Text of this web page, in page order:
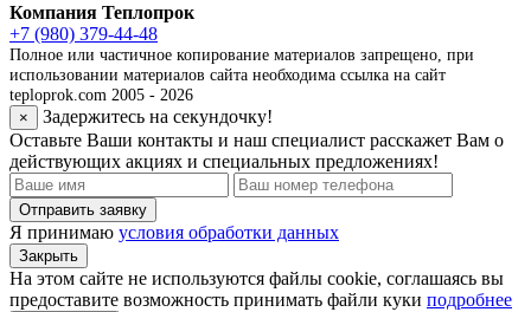
Компания Теплопрок
+7 (980) 379-44-48
Полное или частичное копирование материалов запрещено, при
использовании материалов сайта необходима ссылка на сайт
teploprok.com 2005 - 2026
×
Задержитесь на секундочку!
Оставьте Ваши контакты и наш специалист расскажет Вам о
действующих акциях и специальных предложениях!
Отправить заявку
Я принимаю условия обработки данных
Закрыть
На этом сайте не используются файлы cookie, соглашаясь вы
предоставите возможность принимать файли куки подробнее